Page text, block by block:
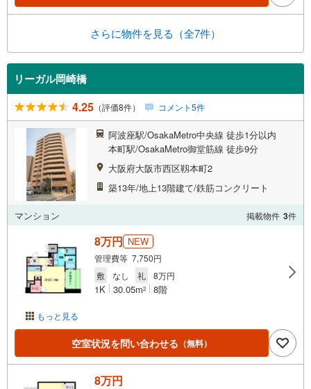
さらに物件を見る（全7件）
リーガル岡崎橋
4.25 （評価8件） コメント5件
阿波座駅/OsakaMetro中央線 徒歩1分以内
本町駅/OsakaMetro御堂筋線 徒歩9分
大阪府大阪市西区靱本町2
築13年/地上13階建て/鉄筋コンクリート
マンション 掲載物件 3件
もっと見る
8万円 NEW
管理費等 7,750円
敷
なし 礼 8万円
1K 30.05m2 8階
空室状況を問い合わせる （無料）
8万円